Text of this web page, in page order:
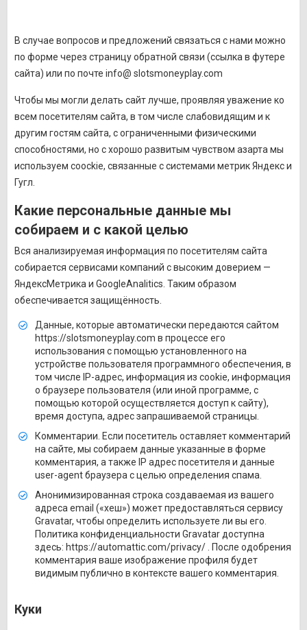
В случае вопросов и предложений связаться с нами можно
по форме через страницу обратной связи (ссылка в футере
сайта) или по почте info@ slotsmoneyplay.com
Чтобы мы могли делать сайт лучше, проявляя уважение ко
всем посетителям сайта, в том числе слабовидящим и к
другим гостям сайта, с ограниченными физическими
способностями, но с хорошо развитым чувством азарта мы
используем coockie, связанные с системами метрик Яндекс и
Гугл.
Какие персональные данные мы
собираем и с какой целью
Вся анализируемая информация по посетителям сайта
собирается сервисами компаний с высоким доверием —
ЯндексМетрика и GoogleAnalitics. Таким образом
обеспечивается защищённость.
Данные, которые автоматически передаются сайтом
https://slotsmoneyplay.com в процессе его
использования с помощью установленного на
устройстве пользователя программного обеспечения, в
том числе IP-адрес, информация из cookie, информация
о браузере пользователя (или иной программе, с
помощью которой осуществляется доступ к сайту),
время доступа, адрес запрашиваемой страницы.
Комментарии. Если посетитель оставляет комментарий
на сайте, мы собираем данные указанные в форме
комментария, а также IP адрес посетителя и данные
user-agent браузера с целью определения спама.
Анонимизированная строка создаваемая из вашего
адреса email («хеш») может предоставляться сервису
Gravatar, чтобы определить используете ли вы его.
Политика конфиденциальности Gravatar доступна
здесь: https://automattic.com/privacy/ . После одобрения
комментария ваше изображение профиля будет
видимым публично в контексте вашего комментария.
Куки